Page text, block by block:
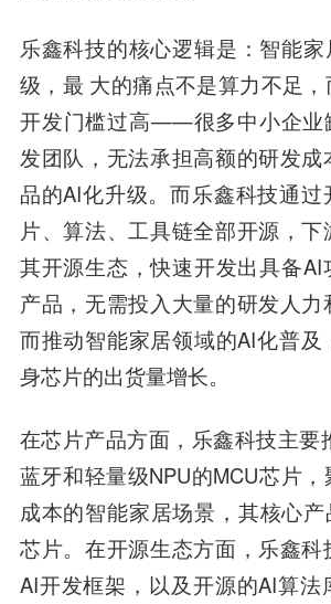
乐鑫科技的核心逻辑是：智能
级，最 大的痛点不是算力不足
开发门槛过高——很多中小企业
发团队，无法承担高额的研发
品的AI化升级。而乐鑫科技通过
片、算法、工具链全部开源，
其开源生态，快速开发出具备AI
产品，无需投入大量的研发人力
而推动智能家居领域的AI化普及
身芯片的出货量增长。
在芯片产品方面， 乐鑫科技主要
蓝牙和轻量级NPU的MCU芯片
成本的智能家居场景，其核心产
芯片。在开源生态方面， 乐鑫科
AI开发框架，以及开源的AI算法